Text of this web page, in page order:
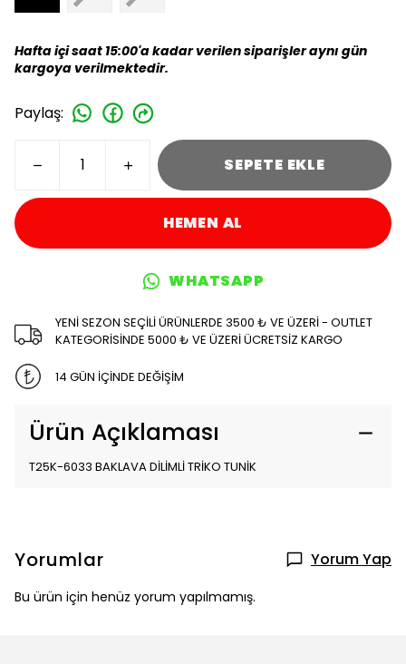
Hafta içi saat 15:00'a kadar verilen siparişler aynı gün
kargoya verilmektedir.
Paylaş:
SEPETE EKLE
HEMEN AL
WHATSAPP
YENİ SEZON SEÇİLİ ÜRÜNLERDE 3500 ₺ VE ÜZERİ - OUTLET
KATEGORİSİNDE 5000 ₺ VE ÜZERİ ÜCRETSİZ KARGO
14 GÜN İÇİNDE DEĞİŞİM
Ürün Açıklaması
T25K-6033 BAKLAVA DİLİMLİ TRİKO TUNİK
Yorumlar Yorum Yap
Bu ürün için henüz yorum yapılmamış.